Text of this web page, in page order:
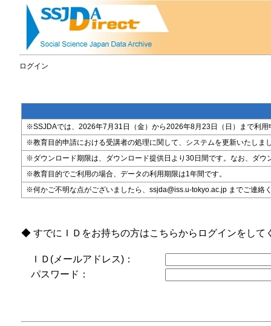
ログイン
※SSJDAでは、2026年7月31日（金）から2026年8月23日（日）まで利
※教育目的申請における受講者の処理に関して、システムを更新いたしま
※ダウンロード期限は、ダウンロード提供日より30日間です。なお、ダ
※教育目的でご利用の場合、データの利用期限は1年間です。
※何かご不明な点がございましたら、ssjda@iss.u-tokyo.ac.jp までご連絡
◆ すでにＩＤをお持ちの方はこちらからログインをして
ＩＤ(メールアドレス)：
パスワード：